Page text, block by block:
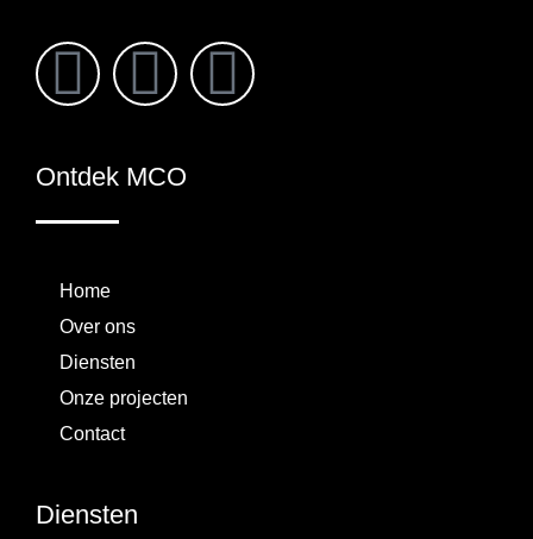
Ontdek MCO
Home
Over ons
Diensten
Onze projecten
Contact
Diensten